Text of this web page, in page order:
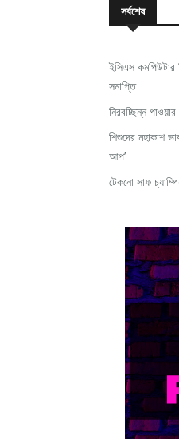
সর্বশেষ
ইসিএস কমপিউটার
সমাপ্তি
নিরবচ্ছিন্ন
শিশুদের মহাকাশ
আপ’
টেকনো সাফ